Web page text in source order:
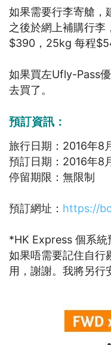
如果需要行李寄艙，
之後於網上補購行
$390，25kg 每程
如果買左Ufly-Pass
去買了。
預訂資訊：
旅行日期：2016年8
預訂日期：2016年8
停留期限：無限制
預訂網址： https://
*HK Express 個系統
如果唔需要記住自行
用，謝謝。我將另行